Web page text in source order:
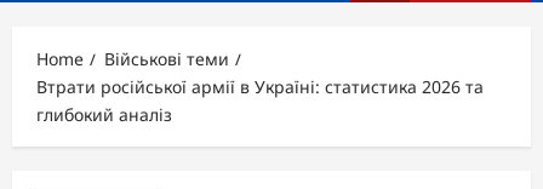
Home
Військові теми
Втрати російської армії в Україні: статистика 2026 та
глибокий аналіз